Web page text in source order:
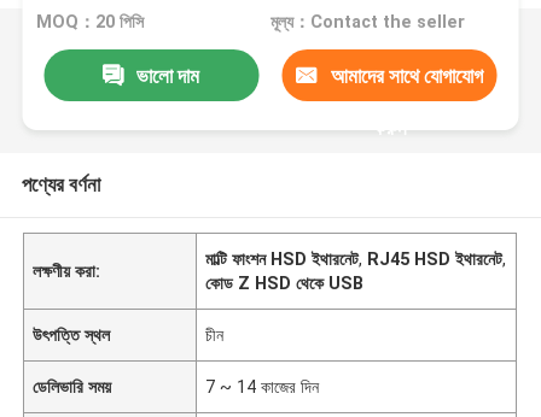
MOQ：20 পিসি মূল্য：Contact the seller
ভালো দাম আমাদের সাথে যোগাযোগ
করুন
পণ্যের বর্ণনা
লক্ষণীয় করা:
মাল্টি ফাংশন HSD ইথারনেট, RJ45 HSD ইথারনেট,
কোড Z HSD থেকে USB
উৎপত্তি স্থল চীন
ডেলিভারি সময় 7 ~ 14 কাজের দিন